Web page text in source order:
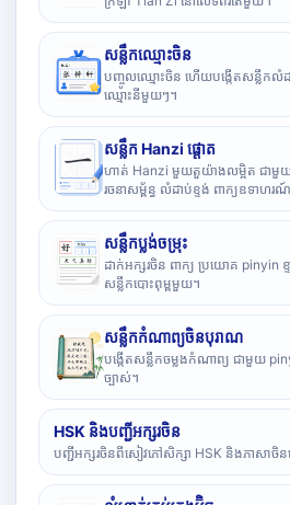
សន្លឹកឈ្មោះចិន
បញ្ចូលឈ្មោះចិន ហើយបង្កើតសន្លឹកលំដ
ឈ្មោះនីមួយៗ។
សន្លឹក Hanzi ផ្តោត
ហាត់ Hanzi មួយតួយ៉ាងលម្អិត ជាមួយ
រចនាសម្ព័ន្ធ លំដាប់ខ្ទង់ ពាក្យឧទាហ
សន្លឹកប្លង់ចម្រុះ
ដាក់អក្សរចិន ពាក្យ ប្រយោគ pinyin
សន្លឹកបោះពុម្ពមួយ។
សន្លឹកកំណាព្យចិនបុរាណ
បង្កើតសន្លឹកចម្លងកំណាព្យ ជាមួយ
ច្បាស់។
HSK និងបញ្ជីអក្សរចិន
បញ្ជីអក្សរចិនពីសៀវភៅសិក្សា HSK និងភាសាចិន